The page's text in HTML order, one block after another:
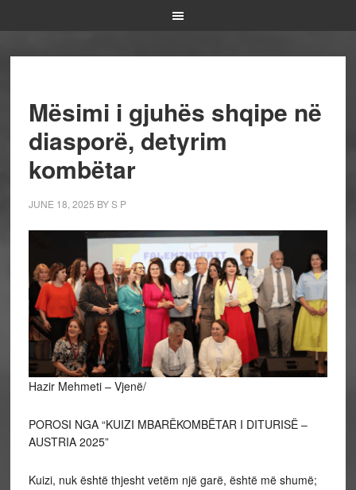
Mësimi i gjuhës shqipe në
diasporë, detyrim
kombëtar
JUNE 18, 2025 BYS P
Hazir Mehmeti – Vjenë/
POROSI NGA “KUIZI MBARËKOMBËTAR I DITURISË –
AUSTRIA 2025”
Kuizi, nuk është thjesht vetëm një garë, është më shumë;